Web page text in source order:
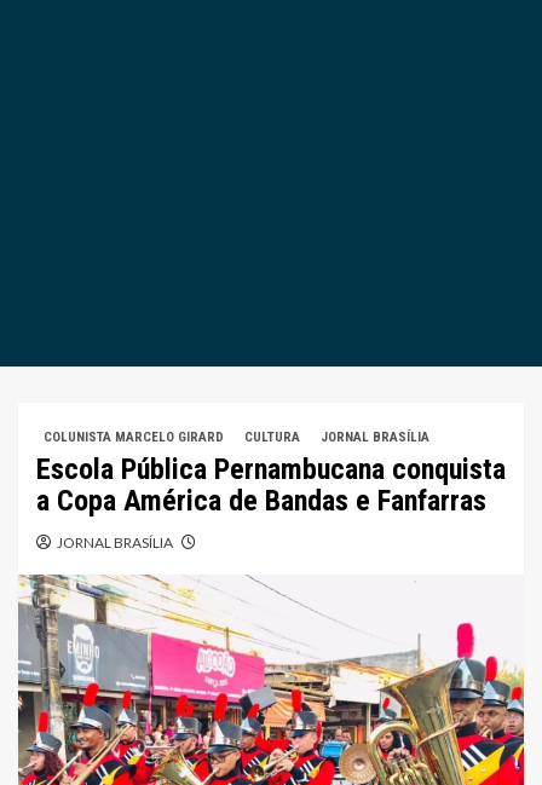
COLUNISTA MARCELO GIRARD CULTURA JORNAL BRASÍLIA
Escola Pública Pernambucana conquista
a Copa América de Bandas e Fanfarras
JORNAL BRASÍLIA